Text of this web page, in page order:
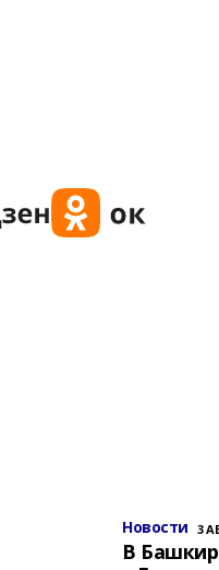
Новости 3
В